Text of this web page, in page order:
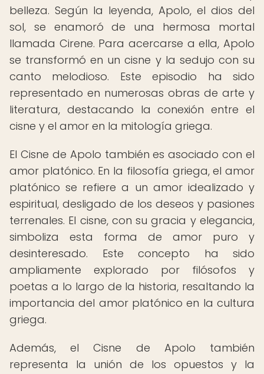
belleza. Según la leyenda, Apolo, el dios del
sol, se enamoró de una hermosa mortal
llamada Cirene. Para acercarse a ella, Apolo
se transformó en un cisne y la sedujo con su
canto melodioso. Este episodio ha sido
representado en numerosas obras de arte y
literatura, destacando la conexión entre el
cisne y el amor en la mitología griega.
El Cisne de Apolo también es asociado con el
amor platónico. En la filosofía griega, el amor
platónico se refiere a un amor idealizado y
espiritual, desligado de los deseos y pasiones
terrenales. El cisne, con su gracia y elegancia,
simboliza esta forma de amor puro y
desinteresado. Este concepto ha sido
ampliamente explorado por filósofos y
poetas a lo largo de la historia, resaltando la
importancia del amor platónico en la cultura
griega.
Además, el Cisne de Apolo también
representa la unión de los opuestos y la